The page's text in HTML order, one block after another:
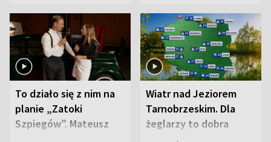
To działo się z nim na
planie „Zatoki
Szpiegów”. Mateusz
Wiatr nad Jeziorem
Tarnobrzeskim. Dla
żeglarzy to dobra
wiadomość